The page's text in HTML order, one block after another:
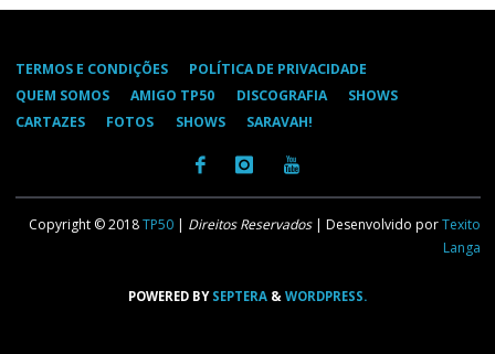
TERMOS E CONDIÇÕES
POLÍTICA DE PRIVACIDADE
QUEM SOMOS
AMIGO TP50 DISCOGRAFIA
SHOWS
CARTAZES
FOTOS SHOWS SARAVAH!
Copyright © 2018TP50 | Direitos Reservados| Desenvolvido porTexito
Langa
POWERED BYSEPTERA & WORDPRESS.